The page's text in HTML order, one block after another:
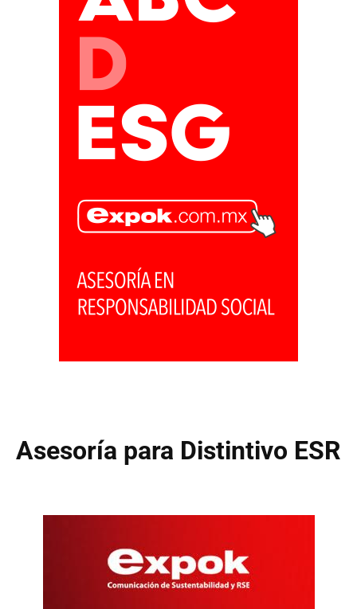
Asesoría para Distintivo ESR